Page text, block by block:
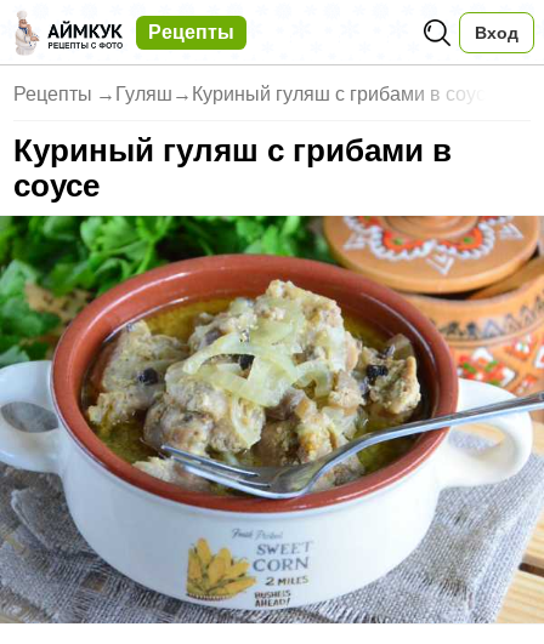
Рецепты Вход
Рецепты → Гуляш → Куриный гуляш с грибами в соус
Куриный гуляш с грибами в
соусе